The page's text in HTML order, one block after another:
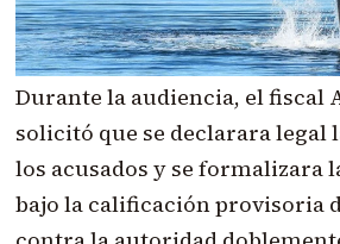
Durante la audiencia, el fiscal
solicitó que se declarara legal
los acusados y se formalizara
bajo la calificación provisoria